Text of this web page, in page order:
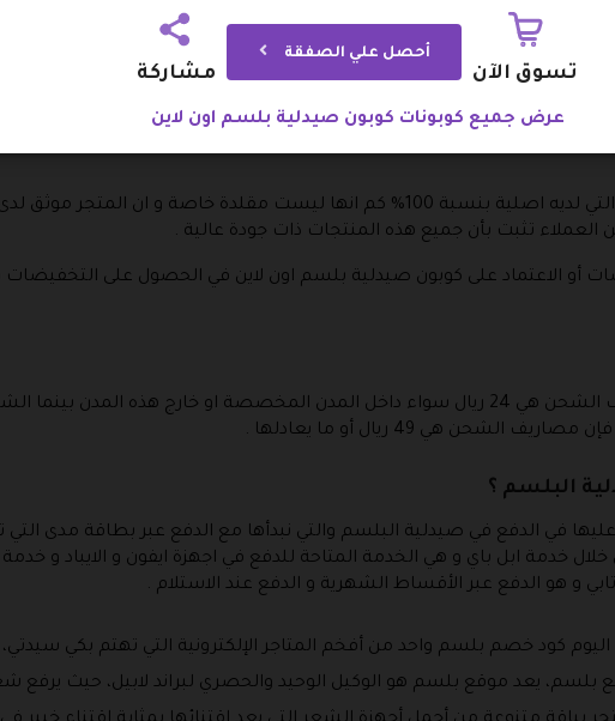
بالكامل عند القيام بشراء المنتجات و لكن ذلك في حالة إذا كانت
متجر بلسم ستور يتعهد بأن جميع المنتجات التي لديه اصلية بنسبة 100% كم انها ليست مقلدة
العملاء تثبت بأن جميع هذه المنتجات ذات جودة عالية .
الاعتماد على كوبون صيدلية بلسم اون لاين في الحصول على التخفيضات
داخل المملكة العربية السعودية فإن مصاريف الشحن هي 24 ريال سواء داخل المدن المخصصة او خارج
هي 49 ريال أو ما يعادلها .
البلسم ؟
في الدفع في صيدلية البلسم والتي نبدأها مع الدفع عبر بطاقة مدى
خدمة ابل باي و هي الخدمة المتاحة للدفع في اجهزة ايفون و الايباد و خدمة
و هو الدفع عبر الأقساط الشهرية و الدفع عند الاستلام .
اليوم كود خصم بلسم واحد من أفخم المتاجر الإلكترونية التي تهتم بكي
يعد موقع بلسم هو الوكيل الوحيد والحصري لبراند لابيل، حيث يرفع
تسوق الآن
أحصل علي الصفقة
مشاركة
عرض جميع كوبونات كوبون صيدلية بلسم اون لاين